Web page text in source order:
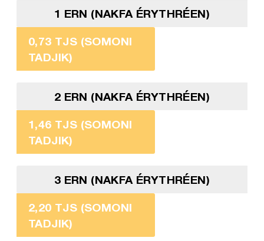
1 ERN (NAKFA ÉRYTHRÉEN)
0,73 TJS (SOMONI
TADJIK)
2 ERN (NAKFA ÉRYTHRÉEN)
1,46 TJS (SOMONI
TADJIK)
3 ERN (NAKFA ÉRYTHRÉEN)
2,20 TJS (SOMONI
TADJIK)